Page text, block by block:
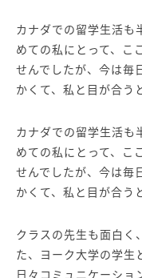
カナダでの留学生活も
めての私にとって、こ
せんでしたが、今は毎
かくて、私と目が合う
カナダでの留学生活も
めての私にとって、こ
せんでしたが、今は毎
かくて、私と目が合う
クラスの先生も面白く
た、ヨーク大学の学生
日々コミュニケーショ